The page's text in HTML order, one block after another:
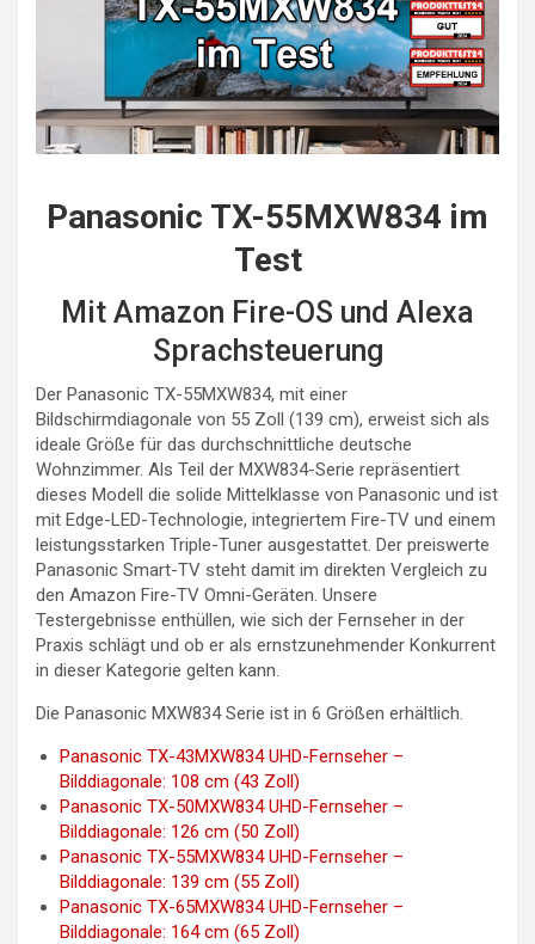
Panasonic TX-55MXW834 im
Test
Mit Amazon Fire-OS und Alexa
Sprachsteuerung
Der Panasonic TX-55MXW834, mit einer
Bildschirmdiagonale von 55 Zoll (139 cm), erweist sich als
ideale Größe für das durchschnittliche deutsche
Wohnzimmer. Als Teil der MXW834-Serie repräsentiert
dieses Modell die solide Mittelklasse von Panasonic und ist
mit Edge-LED-Technologie, integriertem Fire-TV und einem
leistungsstarken Triple-Tuner ausgestattet. Der preiswerte
Panasonic Smart-TV steht damit im direkten Vergleich zu
den Amazon Fire-TV Omni-Geräten. Unsere
Testergebnisse enthüllen, wie sich der Fernseher in der
Praxis schlägt und ob er als ernstzunehmender Konkurrent
in dieser Kategorie gelten kann.
Die Panasonic MXW834 Serie ist in 6 Größen erhältlich.
Panasonic TX-43MXW834 UHD-Fernseher –
Bilddiagonale: 108 cm (43 Zoll)
Panasonic TX-50MXW834 UHD-Fernseher –
Bilddiagonale: 126 cm (50 Zoll)
Panasonic TX-55MXW834 UHD-Fernseher –
Bilddiagonale: 139 cm (55 Zoll)
Panasonic TX-65MXW834 UHD-Fernseher –
Bilddiagonale: 164 cm (65 Zoll)